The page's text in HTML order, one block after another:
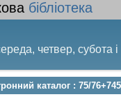
бібліотека
четвер, субота
Останній четвер
каталог : 75/